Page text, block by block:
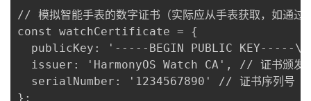
// 模拟智能手表的数字证书（实际应从手表获取，如通过
const watchCertificate = {
publicKey: '-----BEGIN PUBLIC KEY-----
issuer: 'HarmonyOS Watch CA', // 证书颁发
serialNumber: '1234567890' // 证书序列号（
};